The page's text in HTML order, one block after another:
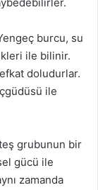
burcu, su
ile bilinir.
doludurlar.
ile
grubunun bir
gücü ile
zamanda